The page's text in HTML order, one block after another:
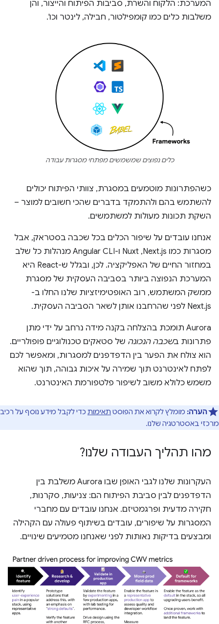
המערכת: הלקוח והשרת, סביבות הפיתוח והייצור, והן
משלבות כלים כמו קומפילטור, חבילה, לינטר וכו'.
כלים נפוצים שמשמשים מפתחי מסגרות עבודה
כשהפתרונות מוטמעים במסגרת, צוותי הפיתוח יכולים
להשתמש בהם ולהתמקד בדברים שהכי חשובים למוצר –
השקת תכונות מעולות למשתמשים.
אנחנו עובדים על שיפור הכלים בכל שכבה בסטראק, אבל
מסגרות כמו Next.js,‏ Nuxt ו-Angular CLI מנהלות כל שלב
במחזור החיים של האפליקציה. לכן, ובגלל ש-React היא
המערכת הנפוצה ביותר בסביבה העסקית של מסגרת
ממשק המשתמש, רוב האופטימיזציות שלנו החלו ב-
Next.js לפני שהרחבנו אותן לשאר הסביבה העסקית.
Aurora תומכת בהצלחה בקנה מידה נרחב על ידי מתן
פתרונות בשכבה הנכונה של סטאקים טכנולוגיים פופולריים.
הוא צולח את הפער בין הדפדפנים למסגרות, ומאפשר לכם
לפתח לאינטרנט תוך שמירה על איכות גבוהה, תוך שהוא
משמש כלולא משוב לשיפור פלטפורמת האינטרנט.
הערה: מומלץ לקרוא את הפוסט תאימות כדי לקבל מידע נוסף על רכיב
מרכזי באסטרטגיה שלנו.
מהו תהליך העבודה שלנו?
העקרונות שלנו לגבי האופן שבו Aurora משלבת בין
הדפדפנים לבין סביבת הפיתוח הם: צניעות, סקרנות,
חקירה מדעית ופרגמטיזם. אנחנו עובדים עם מחברי
המסגרות על שיפורים, עובדים בשיתוף פעולה עם הקהילה
ומבצעים בדיקות נאותות לפני שאנחנו מטמיעים שינויים.